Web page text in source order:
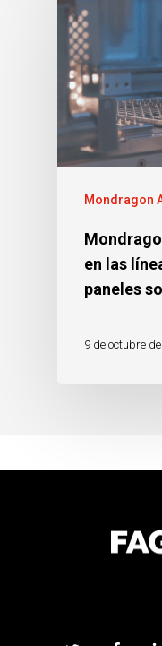
Mondragon
en las
paneles
9 de octubre